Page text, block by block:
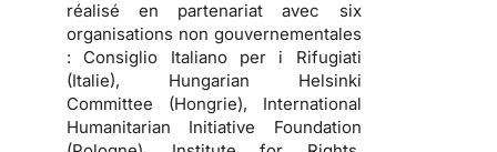
réalisé en partenariat avec six
organisations non gouvernementales
: Consiglio Italiano per i Rifugiati
(Italie), Hungarian Helsinki
Committee (Hongrie), International
Humanitarian Initiative Foundation